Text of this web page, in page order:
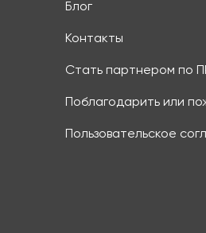
Блог
Контакты
Стать партнером по
Поблагодарить или
Пользовательское